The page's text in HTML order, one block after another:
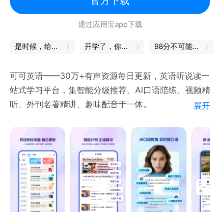
到100000以上。
更多精彩内容正在持续开发中。
如有任何疑问和建议，请您联系我们：
客服热线：400 9610 378、0731-85685008
开发者：湖南中泰智本网络科技有限公司
通过应用宝app下载
是时候，给自己充充电了 开学了，你的书皮买好了吗 98分不可能的，我都是100分
可可英语——30万+有声资源每日更新，英语听说读一
站式学习平台，集智能分级推荐、AI口语陪练、视频精
听、外刊名著精讲、趣味配音于一体。
分级推荐基于CEFR科学定级，智能匹配适合您的学习
内容；AI口语教练实时打分纠错；视频精听4步法突破
听力瓶颈；外刊+名著精读提升阅读素养；国际音标音
素级评测夯实发音基础；趣味配音记单词练口语两不
误。更有单句循环、九宫格游戏、听写训练，多维训练
消灭听力死角。四六级、雅思、托福、专四专八备考必
展开